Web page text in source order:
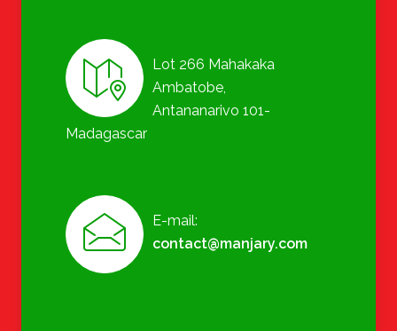
Lot 266 Mahakaka
Ambatobe,
Antananarivo 101-
Madagascar
E-mail:
contact@manjary.com